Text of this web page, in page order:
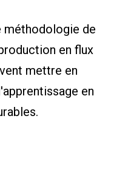
Études
méthodologie de
en flux
mettre en
en